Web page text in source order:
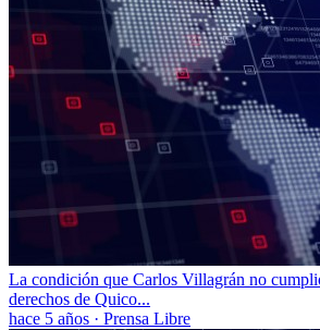
La condición que Carlos Villagrán no
derechos de Quico...
hace 5 años · Prensa Libre